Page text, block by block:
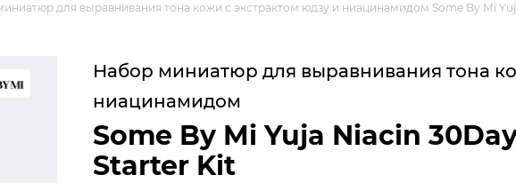
для выравнивания тона кожи с экстрактом юдзу и ниацинамидом Some By Mi
Набор миниатюр для выравнивания тона
ниацинамидом
Some By Mi Yuja Niacin
Starter Kit